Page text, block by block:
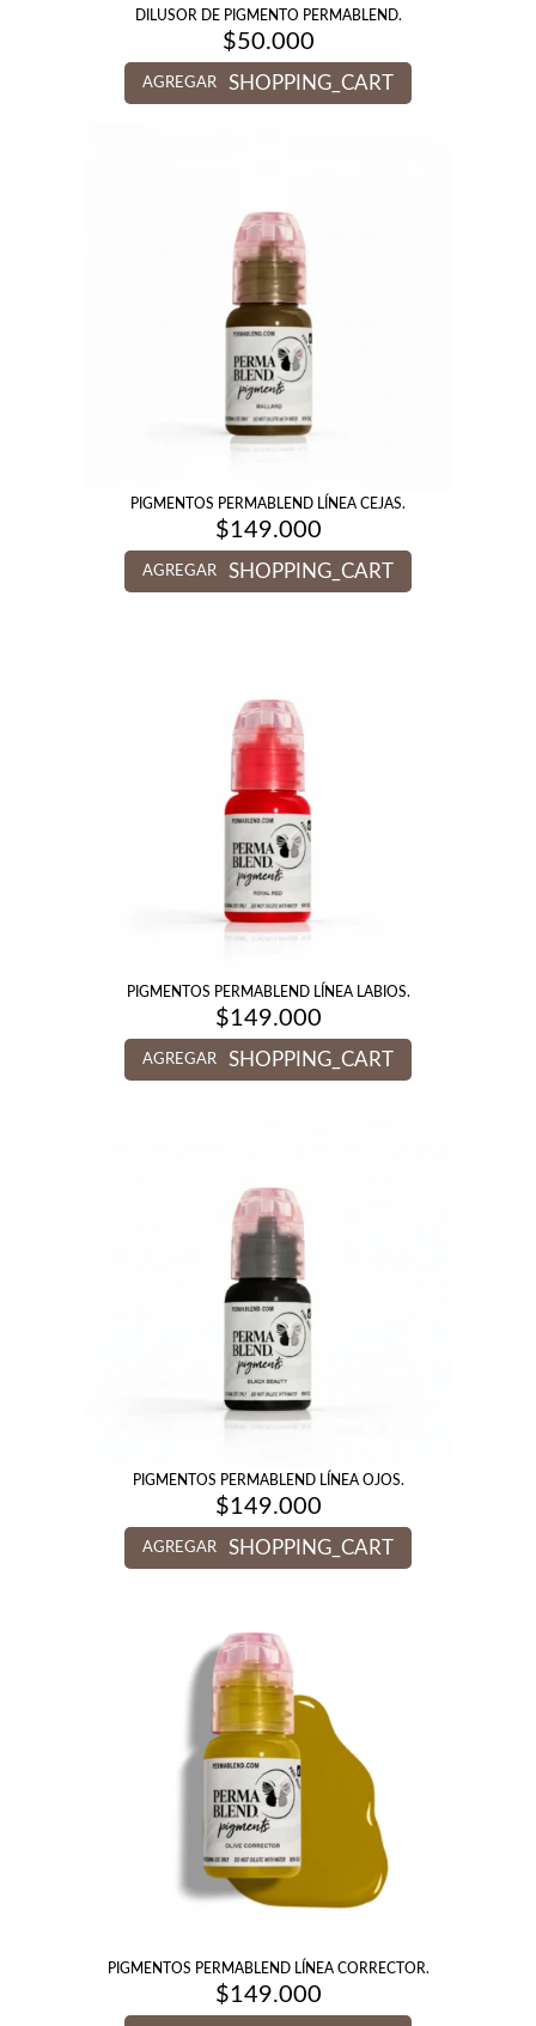
DILUSOR DE PIGMENTO PERMABLEND.
$50.000
AGREGAR SHOPPING_CART
PIGMENTOS PERMABLEND LÍNEA CEJAS.
$149.000
AGREGAR SHOPPING_CART
PIGMENTOS PERMABLEND LÍNEA LABIOS.
$149.000
AGREGAR SHOPPING_CART
PIGMENTOS PERMABLEND LÍNEA OJOS.
$149.000
AGREGAR SHOPPING_CART
PIGMENTOS PERMABLEND LÍNEA CORRECTOR.
$149.000